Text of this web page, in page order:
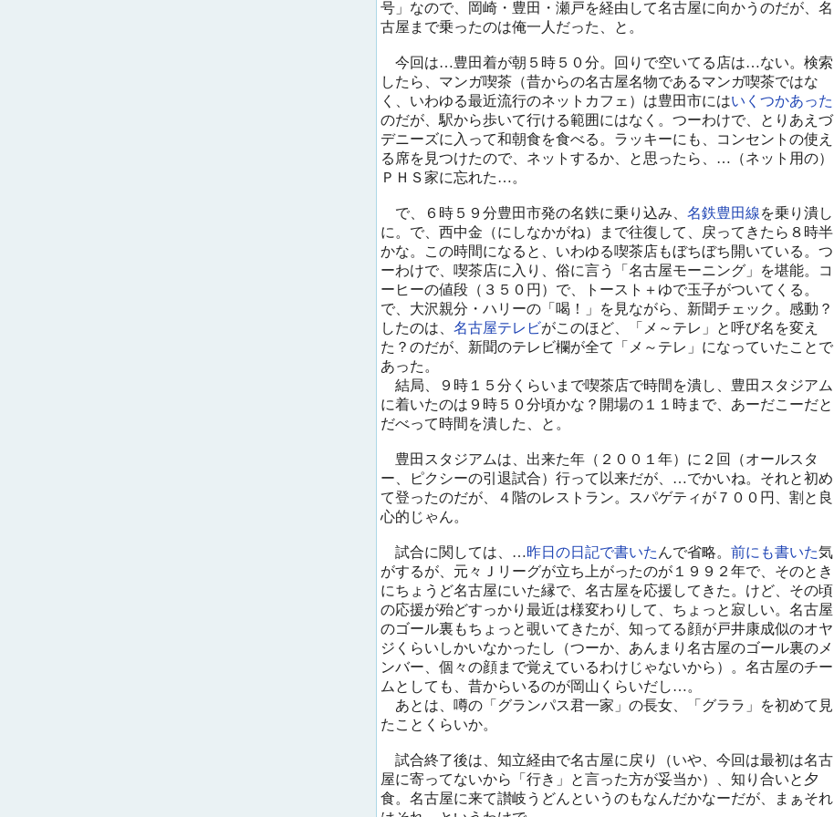
号」なので、岡崎・豊田・瀬戸を経由して名古屋に向かうのだが、名
古屋まで乗ったのは俺一人だった、と。
今回は…豊田着が朝５時５０分。回りで空いてる店は…ない。検索
したら、マンガ喫茶（昔からの名古屋名物であるマンガ喫茶ではな
く、いわゆる最近流行のネットカフェ）は豊田市にはいくつかあった
のだが、駅から歩いて行ける範囲にはなく。つーわけで、とりあえづ
デニーズに入って和朝食を食べる。ラッキーにも、コンセントの使え
る席を見つけたので、ネットするか、と思ったら、…（ネット用の）
ＰＨＳ家に忘れた…。
で、６時５９分豊田市発の名鉄に乗り込み、 名鉄豊田線を乗り潰し
に。で、西中金（にしなかがね）まで往復して、戻ってきたら８時半
かな。この時間になると、いわゆる喫茶店もぼちぼち開いている。つ
ーわけで、喫茶店に入り、俗に言う「名古屋モーニング」を堪能。コ
ーヒーの値段（３５０円）で、トースト＋ゆで玉子がついてくる。
で、大沢親分・ハリーの「喝！」を見ながら、新聞チェック。感動？
したのは、 名古屋テレビがこのほど、「メ～テレ」と呼び名を変え
た？のだが、新聞のテレビ欄が全て「メ～テレ」になっていたことで
あった。
結局、９時１５分くらいまで喫茶店で時間を潰し、豊田スタジアム
に着いたのは９時５０分頃かな？開場の１１時まで、あーだこーだと
だべって時間を潰した、と。
豊田スタジアムは、出来た年（２００１年）に２回（オールスタ
ー、ピクシーの引退試合）行って以来だが、…でかいね。それと初め
て登ったのだが、４階のレストラン。スパゲティが７００円、割と良
心的じゃん。
試合に関しては、…昨日の日記で書いた んで省略。 前にも書いた気
がするが、元々Ｊリーグが立ち上がったのが１９９２年で、そのとき
にちょうど名古屋にいた縁で、名古屋を応援してきた。けど、その頃
の応援が殆どすっかり最近は様変わりして、ちょっと寂しい。名古屋
のゴール裏もちょっと覗いてきたが、知ってる顔が戸井康成似のオヤ
ジくらいしかいなかったし（つーか、あんまり名古屋のゴール裏のメ
ンバー、個々の顔まで覚えているわけじゃないから）。名古屋のチー
ムとしても、昔からいるのが岡山くらいだし…。
あとは、噂の「グランパス君一家」の長女、「グララ」を初めて見
たことくらいか。
試合終了後は、知立経由で名古屋に戻り（いや、今回は最初は名古
屋に寄ってないから「行き」と言った方が妥当か）、知り合いと夕
食。名古屋に来て讃岐うどんというのもなんだかなーだが、まぁそれ